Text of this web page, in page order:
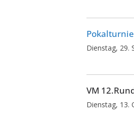
Dienstag, 29.
VM
Dienstag, 13.